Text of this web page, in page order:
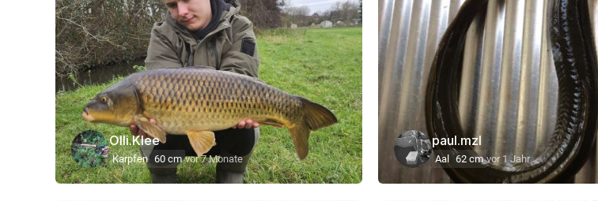
Olli.Klee
Karpfen 60 cm vor 7 Monate
paul.mzl
Aal 62 cm vor 1 Jahr